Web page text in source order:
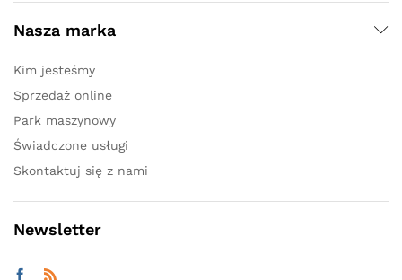
Nasza marka
Kim jesteśmy
Sprzedaż online
Park maszynowy
Świadczone usługi
Skontaktuj się z nami
Newsletter